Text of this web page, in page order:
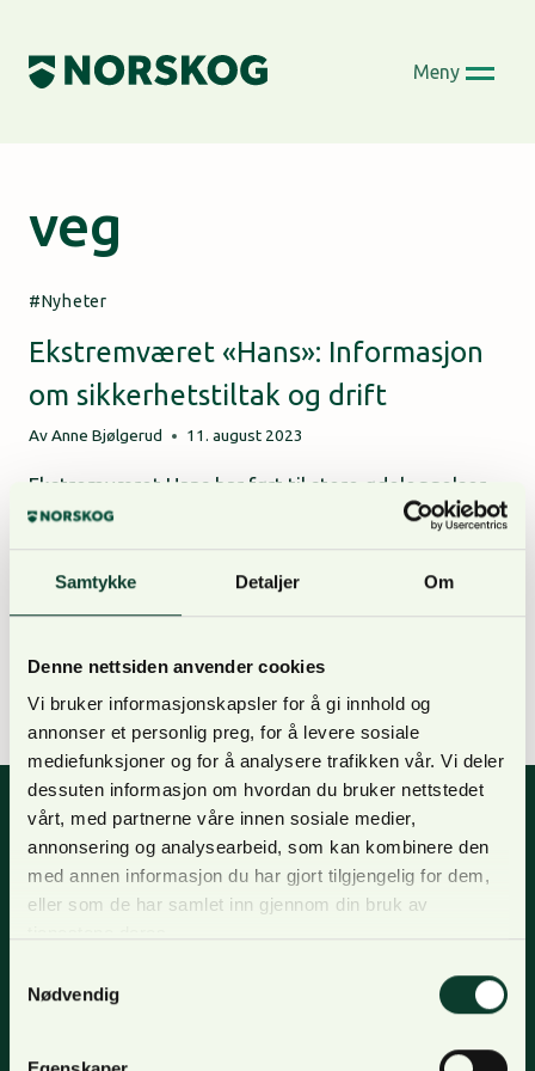
Samtykke Detaljer Om
Denne nettsiden anvender cookies
Vi bruker informasjonskapsler for å gi innhold og
annonser et personlig preg, for å levere sosiale
mediefunksjoner og for å analysere trafikken vår. Vi deler
dessuten informasjon om hvordan du bruker nettstedet
vårt, med partnerne våre innen sosiale medier,
annonsering og analysearbeid, som kan kombinere den
med annen informasjon du har gjort tilgjengelig for dem,
eller som de har samlet inn gjennom din bruk av
Nødvendig
content
Meny
veg
Nyheter
Ekstremværet «Hans»: Informasjon
om sikkerhetstiltak og drift
AvAnne Bjølgerud 11. august 2023
Ekstremværet Hans har ført til store ødeleggelser
på Østlandet de siste dagene. NORTØMMER følger
situasjonen tett, og har iverksatt en rekke
sikkerhetstiltak i de berørte områdene. I flere
områder er tømmertransporten stanset eller sterkt
Både private skogsbilveger og offentlige veger er
sterkt berørt. Når det…
Nyhetsbrev
Meld deg på